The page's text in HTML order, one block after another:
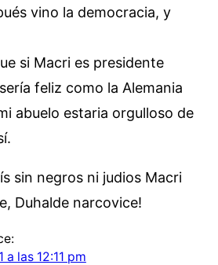
vino la democracia, y
si Macri es presidente
feliz como la Alemania
abuelo estaria orgulloso de
sin negros ni judios Macri
Duhalde narcovice!
las 12:11 pm